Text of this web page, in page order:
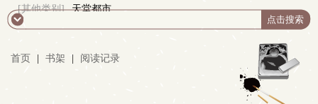
[其他类别]
天堂都市
首页 书架 阅读记录